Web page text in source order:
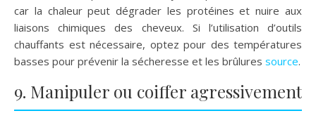
car la chaleur peut dégrader les protéines et nuire aux
liaisons chimiques des cheveux. Si l’utilisation d’outils
chauffants est nécessaire, optez pour des températures
basses pour prévenir la sécheresse et les brûlures source.
9. Manipuler ou coiffer agressivement